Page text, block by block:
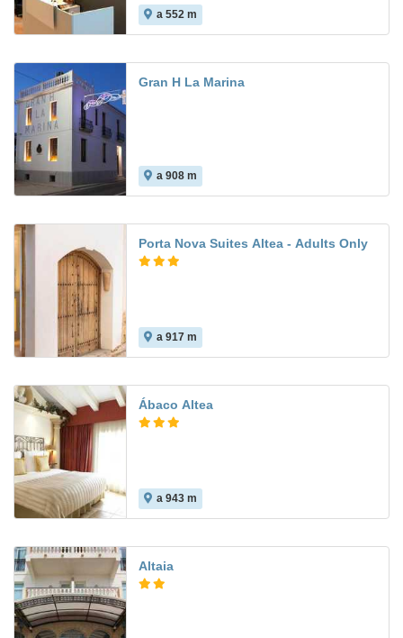
a 552 m
Gran H La Marina
a 908 m
Porta Nova Suites Altea - Adults Only
a 917 m
Ábaco Altea
a 943 m
Altaia